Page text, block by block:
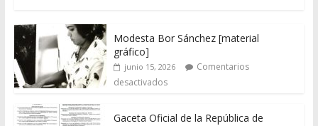
Modesta Bor Sánchez [material
gráfico]
junio 15, 2026
Comentarios
desactivados
Gaceta Oficial de la República de